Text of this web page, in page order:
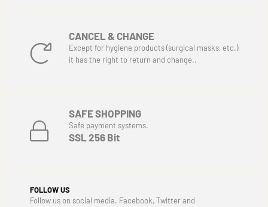
CANCEL & CHANGE
Except for hygiene products (surgical masks, etc.),
it has the right to return and change..
SAFE SHOPPING
Safe payment systems.
SSL 256 Bit
FOLLOW US
Follow us on social media. Facebook, Twitter and